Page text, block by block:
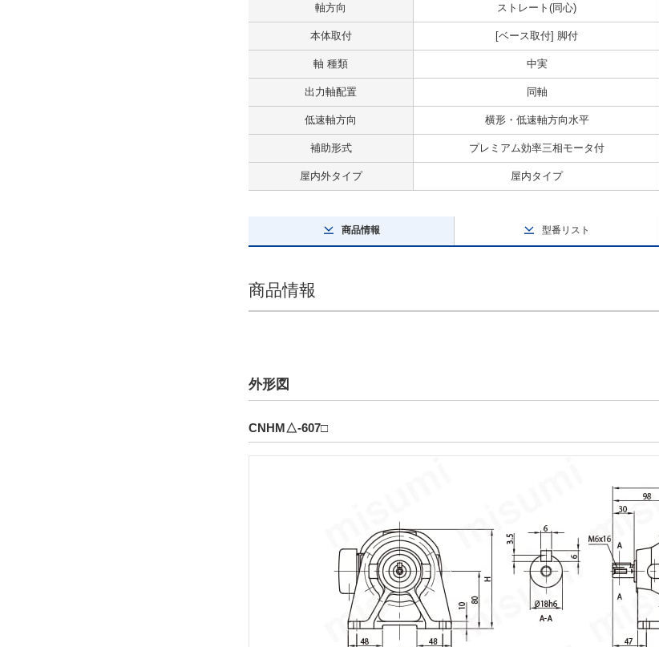
軸方向 ストレート(同心)
本体取付 [ベース取付] 脚付
軸 種類 中実
出力軸配置 同軸
低速軸方向 横形・低速軸方向水平
補助形式 プレミアム効率三相モータ付
屋内外タイプ 屋内タイプ
商品情報 型番リスト
商品情報
外形図
CNHM△-607□